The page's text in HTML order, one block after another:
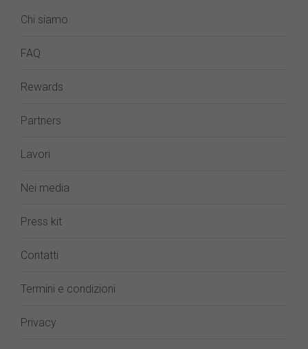
Chi siamo
FAQ
Rewards
Partners
Lavori
Nei media
Press kit
Contatti
Termini e condizioni
Privacy